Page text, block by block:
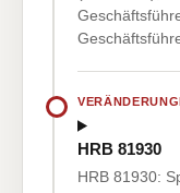
HRB 81930
HRB 81930: